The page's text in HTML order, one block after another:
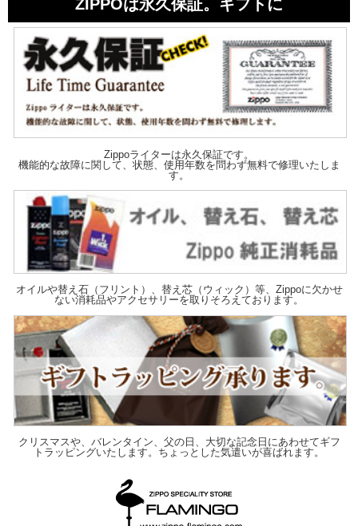
ZIPPOは永久保証。ギフトに
Zippoライターは永久保証です。
機能的な故障に関して、状態、使用年数を問わず無料で修理いたしま
す。
オイルや替え石（フリント）、替え芯（ウィック）等、Zippoに欠かせ
ない消耗品やアクセサリーを取りそろえております。
クリスマスや、バレンタイン、父の日、大切な記念日にあわせてギフ
トラッピングいたします。ちょっとした気遣いが喜ばれます。